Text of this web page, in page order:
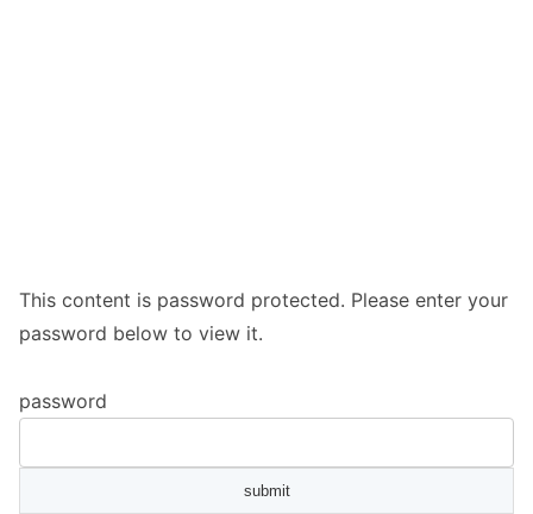
This content is password protected. Please enter your
password below to view it.
password